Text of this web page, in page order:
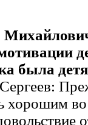
была
хорошим